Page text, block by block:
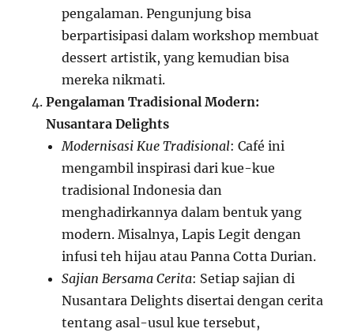
pengalaman. Pengunjung bisa
berpartisipasi dalam workshop membuat
dessert artistik, yang kemudian bisa
mereka nikmati.
Pengalaman Tradisional Modern:
Nusantara Delights
Modernisasi Kue Tradisional: Café ini
mengambil inspirasi dari kue-kue
tradisional Indonesia dan
menghadirkannya dalam bentuk yang
modern. Misalnya, Lapis Legit dengan
infusi teh hijau atau Panna Cotta Durian.
Sajian Bersama Cerita: Setiap sajian di
Nusantara Delights disertai dengan cerita
tentang asal-usul kue tersebut,